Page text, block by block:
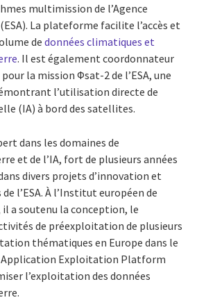
multimission de l’Agence
La plateforme facilite l’accès et
de données climatiques et
. Il est également coordonnateur
la mission Φsat-2 de l’ESA, une
l’utilisation directe de
(IA) à bord des satellites.
dans les domaines de
et de l’IA, fort de plusieurs années
divers projets d’innovation et
l’ESA. À l’Institut européen de
a soutenu la conception, le
de préexploitation de plusieurs
thématiques en Europe dans le
Application Exploitation Platform
l’exploitation des données